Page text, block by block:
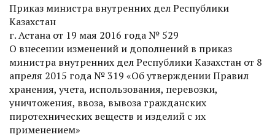
Приказ министра внутренних дел Респуб­лики
Казахстан
г. Астана от 19 мая 2016 года № 529
О внесении изменений и дополнений в приказ
министра внутренних дел Респуб­лики Казахстан от 8
апреля 2015 года № 319 «Об утверждении Правил
хранения, учета, использования, перевозки,
уничтожения, ввоза, вывоза гражданских
пиротехнических веществ и изделий с их
применением»